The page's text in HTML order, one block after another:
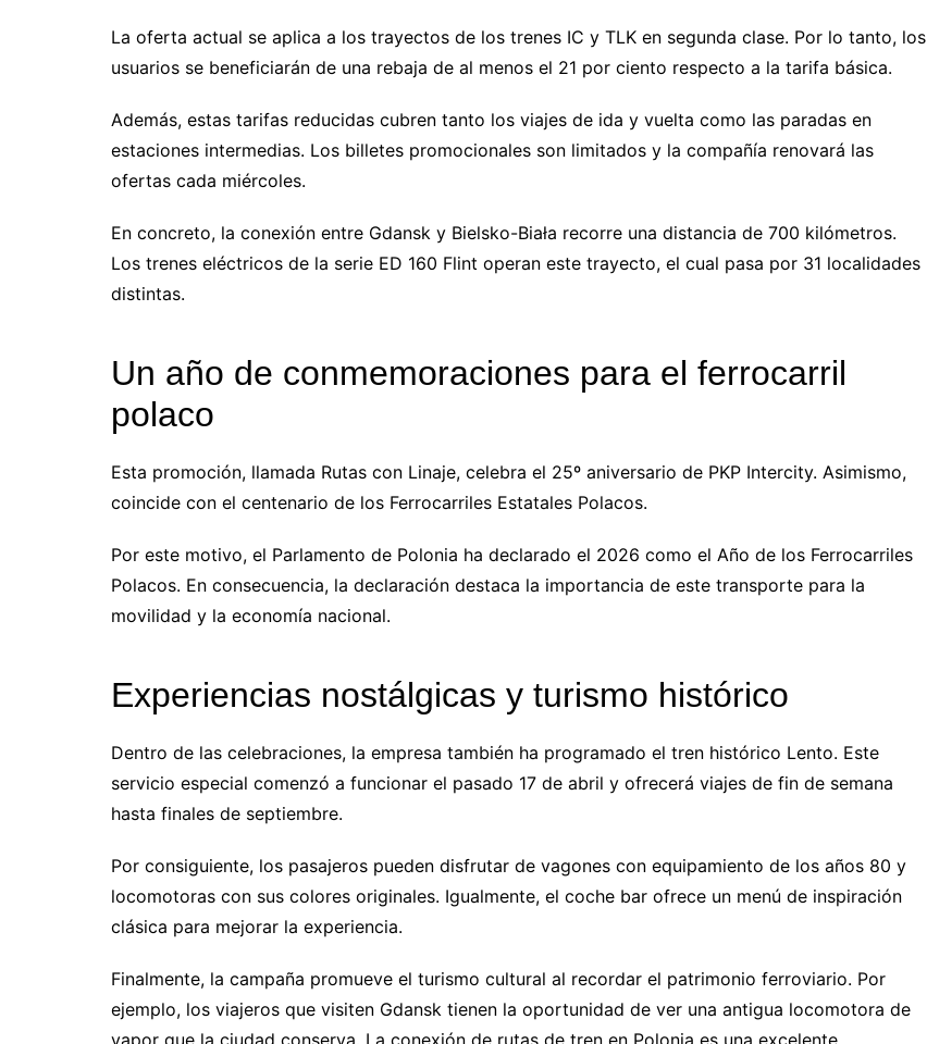
La oferta actual se aplica a los trayectos de los trenes IC y TLK en segunda clase. Por lo tanto, los
usuarios se beneficiarán de una rebaja de al menos el 21 por ciento respecto a la tarifa básica.
Además, estas tarifas reducidas cubren tanto los viajes de ida y vuelta como las paradas en
estaciones intermedias. Los billetes promocionales son limitados y la compañía renovará las
ofertas cada miércoles.
En concreto, la conexión entre Gdansk y Bielsko-Biała recorre una distancia de 700 kilómetros.
Los trenes eléctricos de la serie ED 160 Flint operan este trayecto, el cual pasa por 31 localidades
distintas.
Un año de conmemoraciones para el ferrocarril
polaco
Esta promoción, llamada Rutas con Linaje, celebra el 25º aniversario de PKP Intercity. Asimismo,
coincide con el centenario de los Ferrocarriles Estatales Polacos.
Por este motivo, el Parlamento de Polonia ha declarado el 2026 como el Año de los Ferrocarriles
Polacos. En consecuencia, la declaración destaca la importancia de este transporte para la
movilidad y la economía nacional.
Experiencias nostálgicas y turismo histórico
Dentro de las celebraciones, la empresa también ha programado el tren histórico Lento. Este
servicio especial comenzó a funcionar el pasado 17 de abril y ofrecerá viajes de fin de semana
hasta finales de septiembre.
Por consiguiente, los pasajeros pueden disfrutar de vagones con equipamiento de los años 80 y
locomotoras con sus colores originales. Igualmente, el coche bar ofrece un menú de inspiración
clásica para mejorar la experiencia.
Finalmente, la campaña promueve el turismo cultural al recordar el patrimonio ferroviario. Por
ejemplo, los viajeros que visiten Gdansk tienen la oportunidad de ver una antigua locomotora de
vapor que la ciudad conserva. La conexión de rutas de tren en Polonia es una excelente